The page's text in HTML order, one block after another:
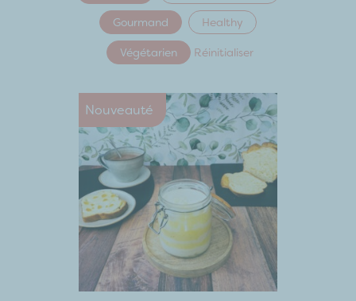
Gourmand Healthy
Végétarien Réinitialiser
Nouveauté